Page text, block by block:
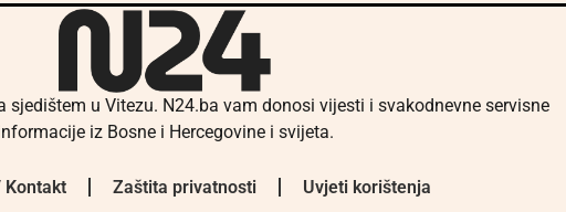
sjedištem u Vitezu. N24.ba vam donosi vijesti i svakodnevne servisne
iz Bosne i Hercegovine i svijeta.
Kontakt Zaštita privatnosti Uvjeti korištenja